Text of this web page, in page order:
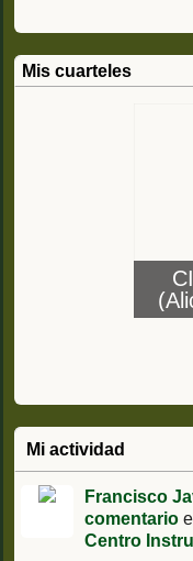
Mis cuarteles
Mi actividad
Francisco
comentario
Centro